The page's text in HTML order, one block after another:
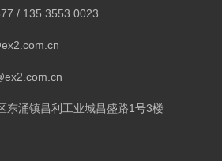
/ 135 3553 0023
东涌镇昌利工业城昌盛路1号3楼